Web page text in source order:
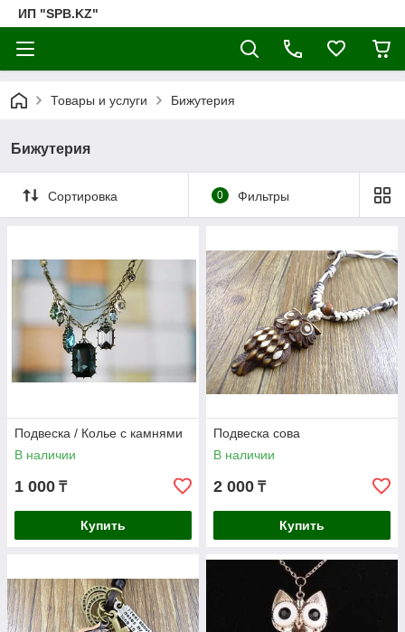
ИП "SPB.KZ"
Товары и услуги Бижутерия
Бижутерия
Сортировка 0 Фильтры
Подвеска / Колье с камнями
В наличии
1 000 ₸
Купить
Подвеска сова
В наличии
2 000 ₸
Купить